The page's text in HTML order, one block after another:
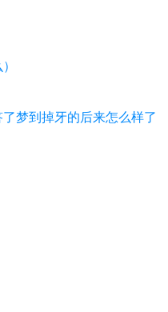
梦到掉牙的后来怎么样了